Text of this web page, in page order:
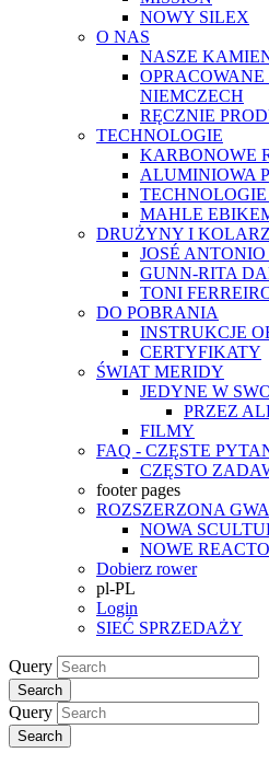
NOWY SILEX
O NAS
NASZE
NIEMCZECH
RĘCZNIE
TECHNOLOGIE
KARBONOWE
ALUMINIOWA
MAHLE
DRUŻYNY I
JOSÉ
GUNN-RITA
TONI
DO POBRANIA
INSTRUKCJE
CERTYFIKATY
ŚWIAT MERIDY
JEDYNE W
PRZEZ
FILMY
FAQ - CZĘSTE
CZĘSTO
footer pages
ROZSZERZONA
NOWA
NOWE REACTO
Dobierz rower
pl-PL
Login
SIEĆ SPRZEDAŻY
Query
Search
Query
Search